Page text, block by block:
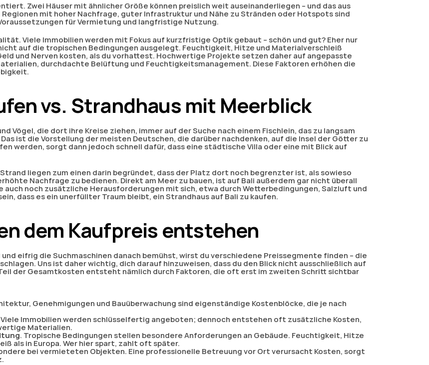
Zwei Häuser mit ähnlicher Größe können preislich weit auseinanderliegen – und das aus
mit hoher Nachfrage, guter Infrastruktur und Nähe zu Stränden oder Hotspots sind
für Vermietung und langfristige Nutzung.
Viele Immobilien werden mit Fokus auf kurzfristige Optik gebaut – schön und gut? Eher nur
auf die tropischen Bedingungen ausgelegt. Feuchtigkeit, Hitze und Materialverschleiß
und Nerven kosten, als du vorhattest. Hochwertige Projekte setzen daher auf angepasste
durchdachte Belüftung und Feuchtigkeitsmanagement. Diese Faktoren erhöhen die
vs. Strandhaus mit Meerblick
Vögel, die dort ihre Kreise ziehen, immer auf der Suche nach einem Fischlein, das zu langsam
ist die Vorstellung der meisten Deutschen, die darüber nachdenken, auf die Insel der Götter zu
werden, sorgt dann jedoch schnell dafür, dass eine städtische Villa oder eine mit Blick auf
liegen zum einen darin begründet, dass der Platz dort noch begrenzter ist, als sowieso
Nachfrage zu bedienen. Direkt am Meer zu bauen, ist auf Bali außerdem gar nicht überall
auch noch zusätzliche Herausforderungen mit sich, etwa durch Wetterbedingungen, Salzluft und
dass es ein unerfüllter Traum bleibt, ein Strandhaus auf Bali zu kaufen.
dem Kaufpreis entstehen
eifrig die Suchmaschinen danach bemühst, wirst du verschiedene Preissegmente finden – die
Uns ist daher wichtig, dich darauf hinzuweisen, dass du den Blick nicht ausschließlich auf
der Gesamtkosten entsteht nämlich durch Faktoren, die oft erst im zweiten Schritt sichtbar
Genehmigungen und Bauüberwachung sind eigenständige Kostenblöcke, die je nach
Viele Immobilien werden schlüsselfertig angeboten; dennoch entstehen oft zusätzliche Kosten,
Materialien.
. Tropische Bedingungen stellen besondere Anforderungen an Gebäude. Feuchtigkeit, Hitze
als in Europa. Wer hier spart, zahlt oft später.
bei vermieteten Objekten. Eine professionelle Betreuung vor Ort verursacht Kosten, sorgt